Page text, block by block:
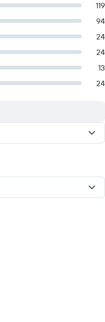
119
94
24
24
13
24